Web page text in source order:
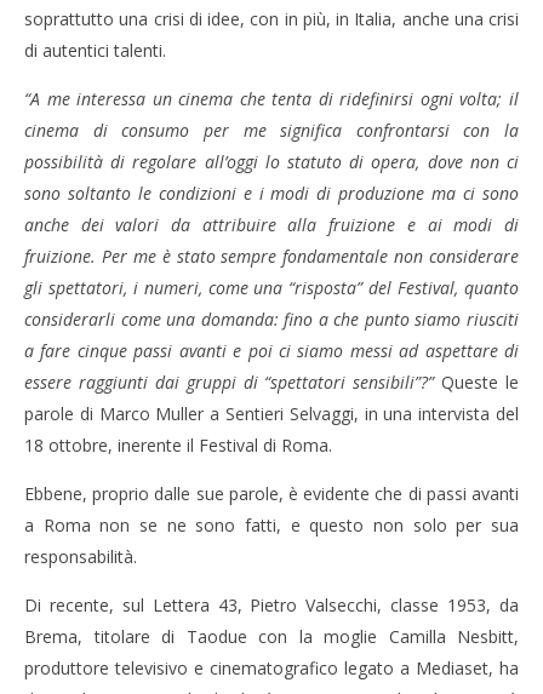
soprattutto una crisi di idee, con in più, in Italia, anche una crisi
di autentici talenti.
“A me interessa un cinema che tenta di ridefinirsi ogni volta; il
cinema di consumo per me significa confrontarsi con la
possibilità di regolare all’oggi lo statuto di opera, dove non ci
sono soltanto le condizioni e i modi di produzione ma ci sono
anche dei valori da attribuire alla fruizione e ai modi di
fruizione. Per me è stato sempre fondamentale non considerare
gli spettatori, i numeri, come una “risposta” del Festival, quanto
considerarli come una domanda: fino a che punto siamo riusciti
a fare cinque passi avanti e poi ci siamo messi ad aspettare di
essere raggiunti dai gruppi di “spettatori sensibili”?”Queste le
parole di Marco Muller a Sentieri Selvaggi, in una intervista del
18 ottobre, inerente il Festival di Roma.
Ebbene, proprio dalle sue parole, è evidente che di passi avanti
a Roma non se ne sono fatti, e questo non solo per sua
responsabilità.
Di recente, sul Lettera 43, Pietro Valsecchi, classe 1953, da
Brema, titolare di Taodue con la moglie Camilla Nesbitt,
produttore televisivo e cinematografico legato a Mediaset, ha